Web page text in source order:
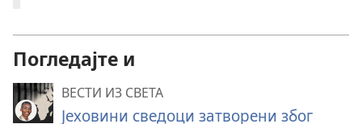
Погледајте и
ВЕСТИ ИЗ СВЕТА
Јеховини сведоци затворени због